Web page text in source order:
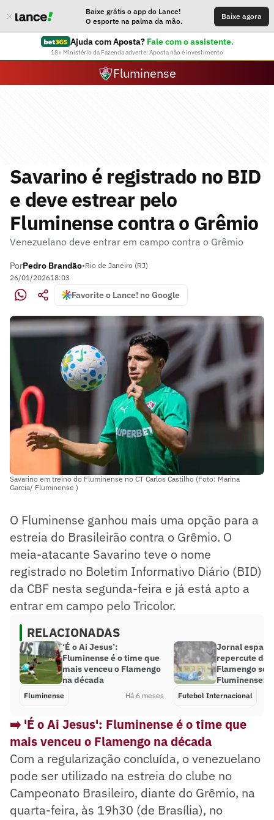
Baixe grátis o app do Lance!
O esporte na palma da mão.
Baixe agora
Ajuda com Aposta? Fale com o assistente.
18+ Ministério da Fazenda adverte: Aposta não é investimento
Fluminense
Savarino é registrado no BID
e deve estrear pelo
Fluminense contra o Grêmio
Venezuelano deve entrar em campo contra o Grêmio
PorPedro Brandão•Rio de Janeiro (RJ)
26/01/202618:03
Favorite o Lance! no Google
Savarino em treino do Fluminense no CT Carlos Castilho (Foto: Marina
Garcia/ Fluminense )
O Fluminense ganhou mais uma opção para a
estreia do Brasileirão contra o Grêmio. O
meia-atacante Savarino teve o nome
registrado no Boletim Informativo Diário (BID)
da CBF nesta segunda-feira e já está apto a
entrar em campo pelo Tricolor.
RELACIONADAS
‘É o Ai Jesus’:
Fluminense é o time que
mais venceu o Flamengo
na década
Fluminense Há 6 meses
Jornal
repercute
Flamengo
Fluminense:
Futebol Internacional
➡️ 'É o Ai Jesus': Fluminense é o time que
mais venceu o Flamengo na década
Com a regularização concluída, o venezuelano
pode ser utilizado na estreia do clube no
Campeonato Brasileiro, diante do Grêmio, na
quarta-feira, às 19h30 (de Brasília), no